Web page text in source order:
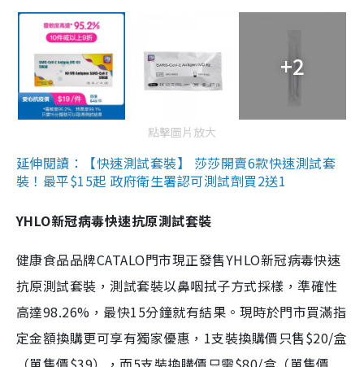
+2
點擊圖片放大
延伸閱讀：【快速測試套裝】 莎莎開賣6款快速測試套
裝！最平$15起 政府衛生署認可測試劑買2送1
YHLO新冠病毒快速抗原測試套裝
健康食品品牌CATALO門市現正發售YHLO新冠病毒快速
抗原測試套裝，測試套裝以鼻咽拭子方式採樣，準確性
高達98.26%，最快15分鐘就有結果。現時於門市買滿指
定金額換購更可享有獨家優惠，1支裝換購價只售$20/盒